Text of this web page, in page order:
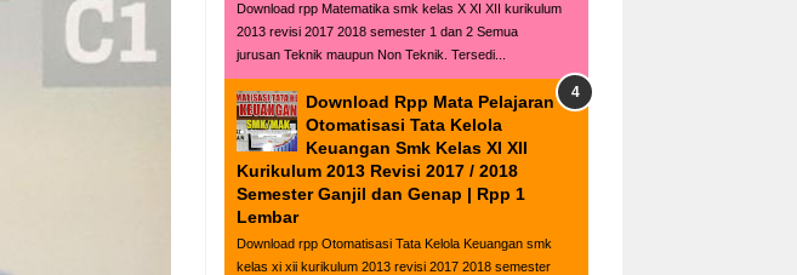
Download rpp Matematika smk kelas X XI XII kurikulum
2013 revisi 2017 2018 semester 1 dan 2 Semua
jurusan Teknik maupun Non Teknik. Tersedi...
Download Rpp Mata Pelajaran
Otomatisasi Tata Kelola
Keuangan Smk Kelas XI XII
Kurikulum 2013 Revisi 2017 / 2018
Semester Ganjil dan Genap | Rpp 1
Lembar
Download rpp Otomatisasi Tata Kelola Keuangan smk
kelas xi xii kurikulum 2013 revisi 2017 2018 semester